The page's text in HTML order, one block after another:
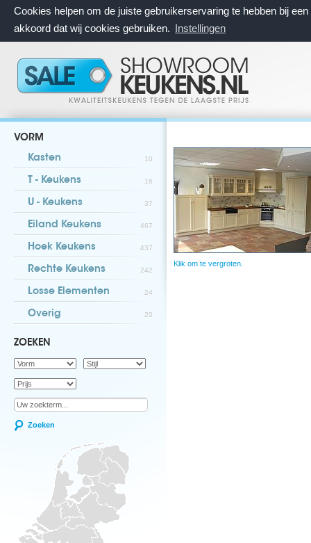
Cookies helpen om de juiste gebruikerservaring te hebben bij
akkoord dat wij cookies gebruiken. Instellingen
VORM
Kasten 10
T - Keukens 16
U - Keukens 37
Eiland Keukens 467
Hoek Keukens 437
Rechte Keukens 242
Losse Elementen 24
Overig 20
ZOEKEN
Zoeken
Klik om te vergroten.